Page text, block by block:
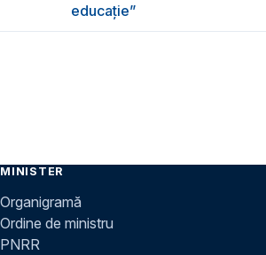
educație”
MINISTER
Organigramă
Ordine de ministru
PNRR